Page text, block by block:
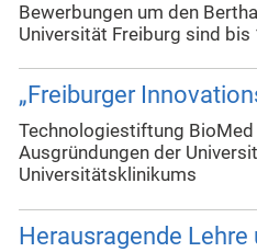
Bewerbungen um den
Universität Freiburg sind
„Freiburger
Technologiestiftung
Ausgründungen der
Universitätsklinikums
Herausragende